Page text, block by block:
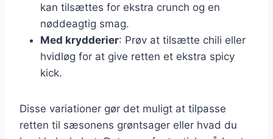
kan tilsættes for ekstra crunch og en
nøddeagtig smag.
Med krydderier: Prøv at tilsætte chili eller
hvidløg for at give retten et ekstra spicy
kick.
Disse variationer gør det muligt at tilpasse
retten til sæsonens grøntsager eller hvad du